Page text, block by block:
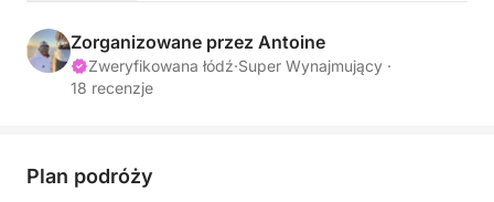
Każda wycieczka jest szyta na miarę: tutaj sam
wybierasz tempo, przystanki i atmosferę dnia.
Niezależnie od tego, czy chcesz się zrelaksować,
Zorganizowane przez Antoine
Zweryfikowana łódź·Super Wynajmujący ·
18 recenzje
Plan podróży